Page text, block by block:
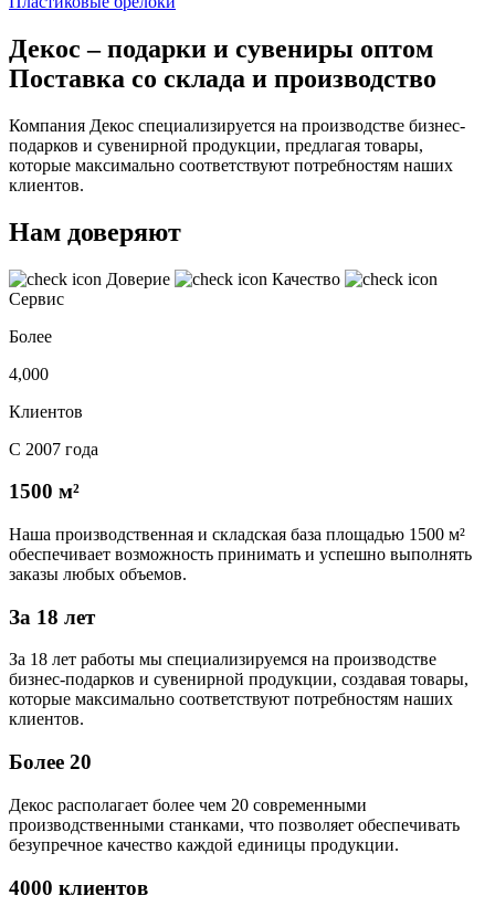
Декос – подарки и сувениры оптом
Поставка со склада и производство
Компания Декос специализируется на производстве бизнес-
подарков и сувенирной продукции, предлагая товары,
которые максимально соответствуют потребностям наших
клиентов.
Нам доверяют
Доверие
Качество
Сервис
Более
4,000
Клиентов
С 2007 года
1500 м²
Наша производственная и складская база площадью 1500 м²
обеспечивает возможность принимать и успешно выполнять
заказы любых объемов.
За 18 лет
За 18 лет работы мы специализируемся на производстве
бизнес-подарков и сувенирной продукции, создавая товары,
которые максимально соответствуют потребностям наших
клиентов.
Более 20
Декос располагает более чем 20 современными
производственными станками, что позволяет обеспечивать
безупречное качество каждой единицы продукции.
4000 клиентов